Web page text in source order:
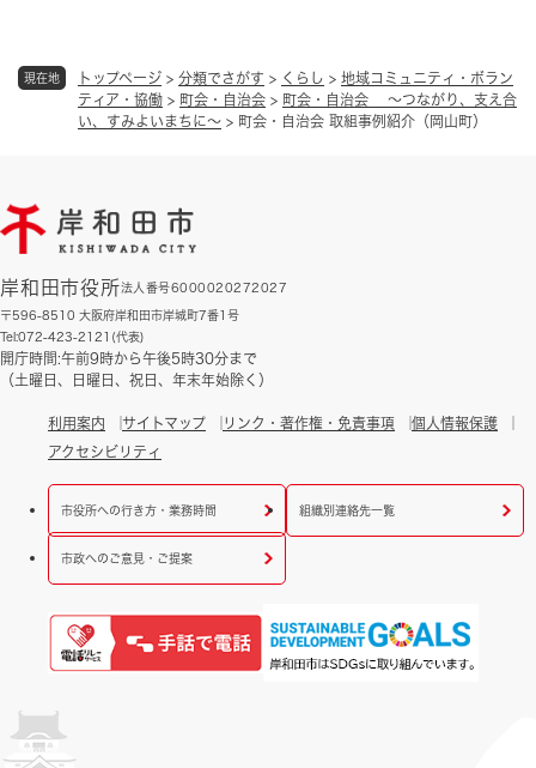
現在地 トップページ > 分類でさがす > くらし > 地域コミュニティ・ボラン
ティア・協働 > 町会・自治会 > 町会・自治会 ～つながり、支え合
い、すみよいまちに～ > 町会・自治会 取組事例紹介（岡山町）
岸和田市役所法人番号6000020272027
〒596-8510 大阪府岸和田市岸城町7番1号
Tel:072-423-2121(代表)
開庁時間:午前9時から午後5時30分まで
（土曜日、日曜日、祝日、年末年始除く）
利用案内 サイトマップ リンク・著作権・免責事項
個人情報保護
アクセシビリティ
市役所への行き方・業務時間 組織別連絡先一覧
市政へのご意見・ご提案